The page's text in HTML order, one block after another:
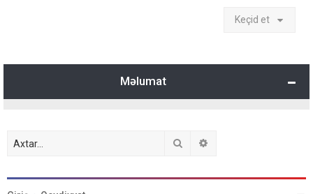
Keçid et
Məlumat
Axtar